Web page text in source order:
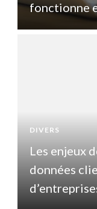
fonctionne
DIVERS
Les enjeux
données